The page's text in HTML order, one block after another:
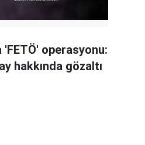
'FETÖ' operasyonu:
hakkında gözaltı